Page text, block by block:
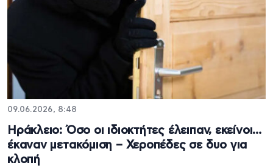
09.06.2026, 8:48
Ηράκλειο: Όσο οι ιδιοκτήτες έλειπαν, εκείνοι…
έκαναν μετακόμιση – Χεροπέδες σε δυο για
κλοπή